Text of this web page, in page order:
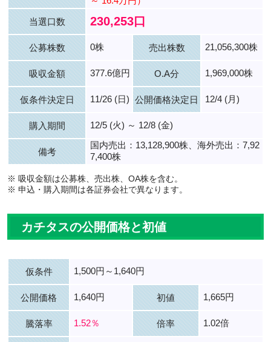
当選口数 230,253口
公募株数 0株 売出株数 21,056,300株
吸収金額 377.6億円 O.A分 1,969,000株
仮条件決定日 11/26 (日) 公開価格決定日 12/4 (月)
購入期間 12/5 (火) ～ 12/8 (金)
備考
国内売出：13,128,900株、海外売出：7,92
7,400株
※ 吸収金額は公募株、売出株、OA株を含む。
※ 申込・購入期間は各証券会社で異なります。
カチタスの公開価格と初値
仮条件 1,500円～1,640円
公開価格 1,640円 初値 1,665円
騰落率 1.52％ 倍率 1.02倍